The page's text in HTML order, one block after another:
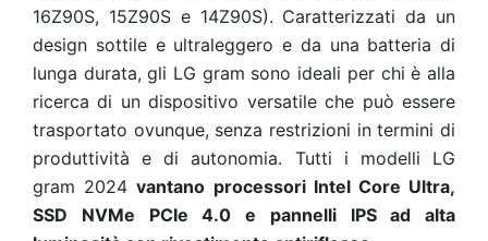
16Z90S, 15Z90S e 14Z90S). Caratterizzati da un
design sottile e ultraleggero e da una batteria di
lunga durata, gli LG gram sono ideali per chi è alla
ricerca di un dispositivo versatile che può essere
trasportato ovunque, senza restrizioni in termini di
produttività e di autonomia. Tutti i modelli LG
gram 2024vantano processori Intel Core Ultra,
SSD NVMe PCIe 4.0 e pannelli IPS ad alta